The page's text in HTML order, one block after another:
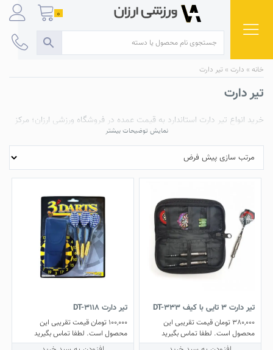
content
0
خانه » دارت » تیر دارت
تیر دارت
خرید انواع تیر دارت استاندارد به قیمت عمده در فروشگاه ورزشی ارزان؛ مرکز
تیر دارت حرفه ای و نیمه حرفه ای ، تیر دارت سوزنی ، تیر دارت آهنربایی و
مغناطیسی
نمایش توضیحات بیشتر
تیر دارت ۳ تایی با کیف DT-333
380,000 تومانقیمت تقریبی این
محصول است. لطفا تماس بگیرید
تیر دارت DT-3118
100,000 تومانقیمت تقریبی این
محصول است. لطفا تماس بگیرید